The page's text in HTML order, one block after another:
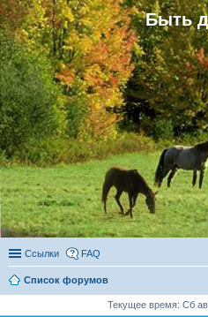
Быть
Ссылки FAQ
Список форумов
Текущее время: Сб